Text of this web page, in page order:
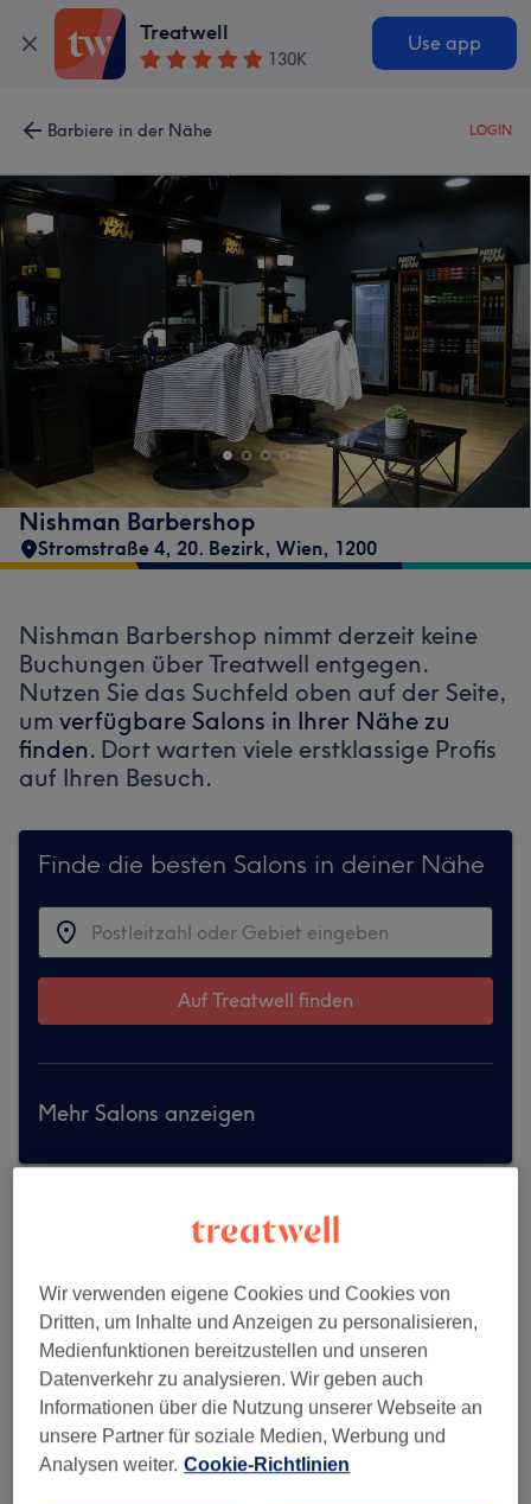
Treatwell
130K
Use app
Barbiere in der Nähe LOGIN
Nishman Barbershop
Stromstraße 4, 20. Bezirk, Wien, 1200
Nishman Barbershop nimmt derzeit keine
Buchungen über Treatwell entgegen.
Nutzen Sie das Suchfeld oben auf der Seite,
um verfügbare Salons in Ihrer Nähe zu
finden. Dort warten viele erstklassige Profis
auf Ihren Besuch.
Finde die besten Salons in deiner Nähe
Auf Treatwell finden
Mehr Salons anzeigen
Wir verwenden eigene Cookies und Cookies von
Dritten, um Inhalte und Anzeigen zu personalisieren,
Medienfunktionen bereitzustellen und unseren
Datenverkehr zu analysieren. Wir geben auch
Informationen über die Nutzung unserer Webseite an
unsere Partner für soziale Medien, Werbung und
Analysen weiter. Cookie-Richtlinien